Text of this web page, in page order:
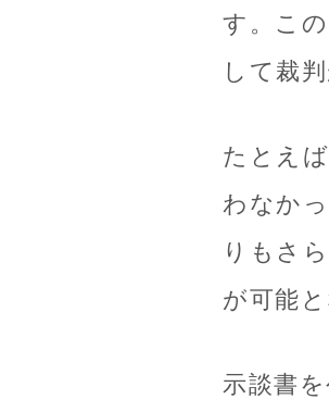
す。こ
して裁
たとえ
わなか
りもさ
が可能と
示談書